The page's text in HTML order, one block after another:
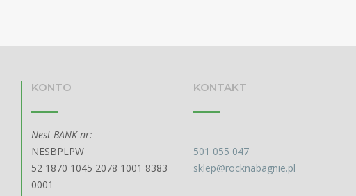
KONTO
Nest BANK nr:
NESBPLPW
52 1870 1045 2078 1001 8383
0001
KONTAKT
501 055 047
sklep@rocknabagnie.pl